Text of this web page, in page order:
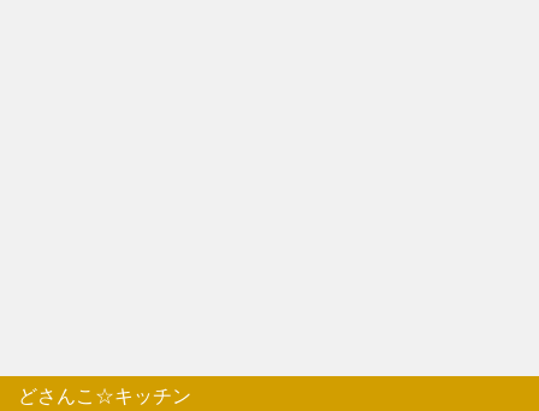
どさんこ☆キッチン